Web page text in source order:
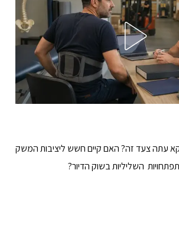
עתה צעד זה? האם קיים חשש ליציבות המשק
השליליות בשוק הדיור?